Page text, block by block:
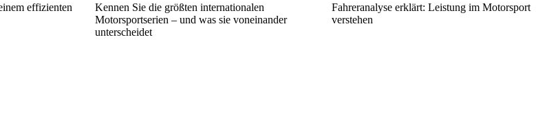
effizienten
Kennen Sie die größten internationalen
Motorsportserien – und was sie voneinander
unterscheidet
Fahreranalyse erklärt: Leistung im Motorsport
verstehen